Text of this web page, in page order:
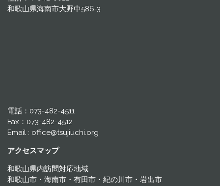
和歌山県海南市大野中586-3
電話：073-482-4511
Fax：073-482-4512
Email : office@tsujiuchi.org
アクセスマップ
和歌山県内訪問対応地域
和歌山市・海南市・有田市・紀の川市・岩出市